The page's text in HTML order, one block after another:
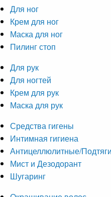
Для ног
Крем для ног
Маска для ног
Пилинг стоп
Для рук
Для ногтей
Крем для рук
Маска для рук
Средства гигены
Интимная гигиена
Антицеллюлитные/
Мист и Дезодорант
Шугаринг